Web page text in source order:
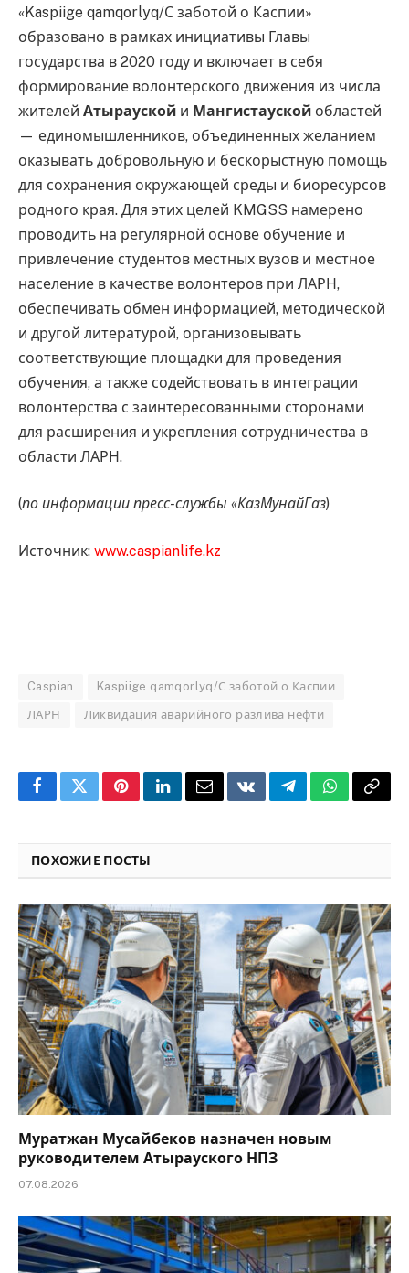
«Kaspiige qamqorlyq/С заботой о Каспии»
образовано в рамках инициативы Главы
государства в 2020 году и включает в себя
формирование волонтерского движения из числа
жителей Атырауской и Мангистауской областей
— единомышленников, объединенных желанием
оказывать добровольную и бескорыстную помощь
для сохранения окружающей среды и биоресурсов
родного края. Для этих целей KMGSS намерено
проводить на регулярной основе обучение и
привлечение студентов местных вузов и местное
население в качестве волонтеров при ЛАРН,
обеспечивать обмен информацией, методической
и другой литературой, организовывать
соответствующие площадки для проведения
обучения, а также содействовать в интеграции
волонтерства с заинтересованными сторонами
для расширения и укрепления сотрудничества в
области ЛАРН.
(по информации пресс-службы «КазМунайГаз)
Источник: www.caspianlife.kz
Caspian Kaspiige qamqorlyq/С заботой о Каспии
ЛАРН Ликвидация аварийного разлива нефти
FacebookTwitterPinterestLinkedInEmailVKontakteTelegramWhatsApp
Copy
ПОХОЖИЕ ПОСТЫ
Муратжан Мусайбеков назначен новым
руководителем Атырауского НПЗ
07.08.2026